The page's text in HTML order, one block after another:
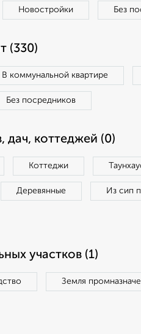
Новостройки Без
(330)
В коммунальной квартире
Без посредников
коттеджей (0)
Коттеджи
Деревянные Из сип
участков (1)
Земля